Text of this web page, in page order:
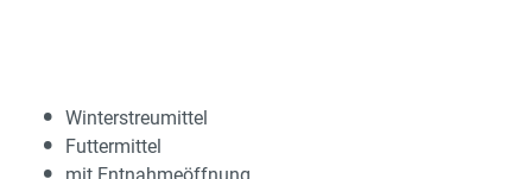
Winterstreumittel
Futtermittel